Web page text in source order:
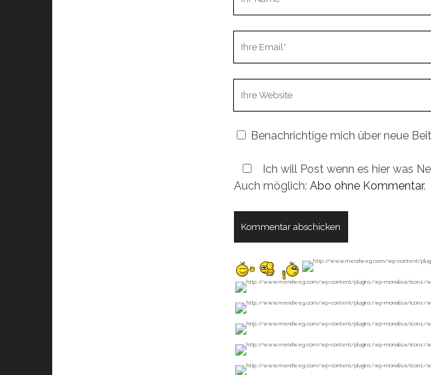
Benachrichtige mich über neue
Ich will Post wenn es hier was
Auch möglich: Abo ohne Kommentar.